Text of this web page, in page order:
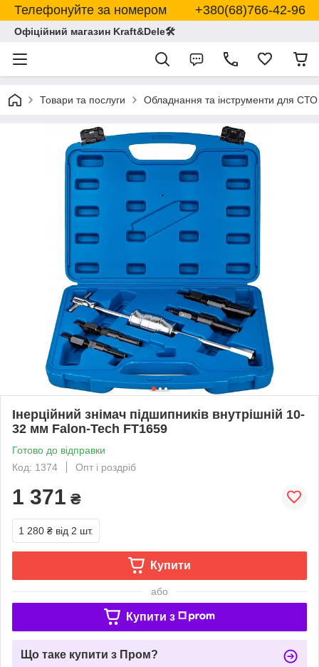
Телефонуйте за номером +380(68)766-42-96
Офіційний магазин Kraft&Dele🛠
Товари та послуги Обладнання та інструменти для СТО
Інерційний знімач підшипників внутрішній 10-
32 мм Falon-Tech FT1659
Готово до відправки
Код: 1374
Опт і роздріб
1 371 ₴
1 280 ₴ від 2 шт.
Купити
або
Купити з
Що таке купити з Пром?